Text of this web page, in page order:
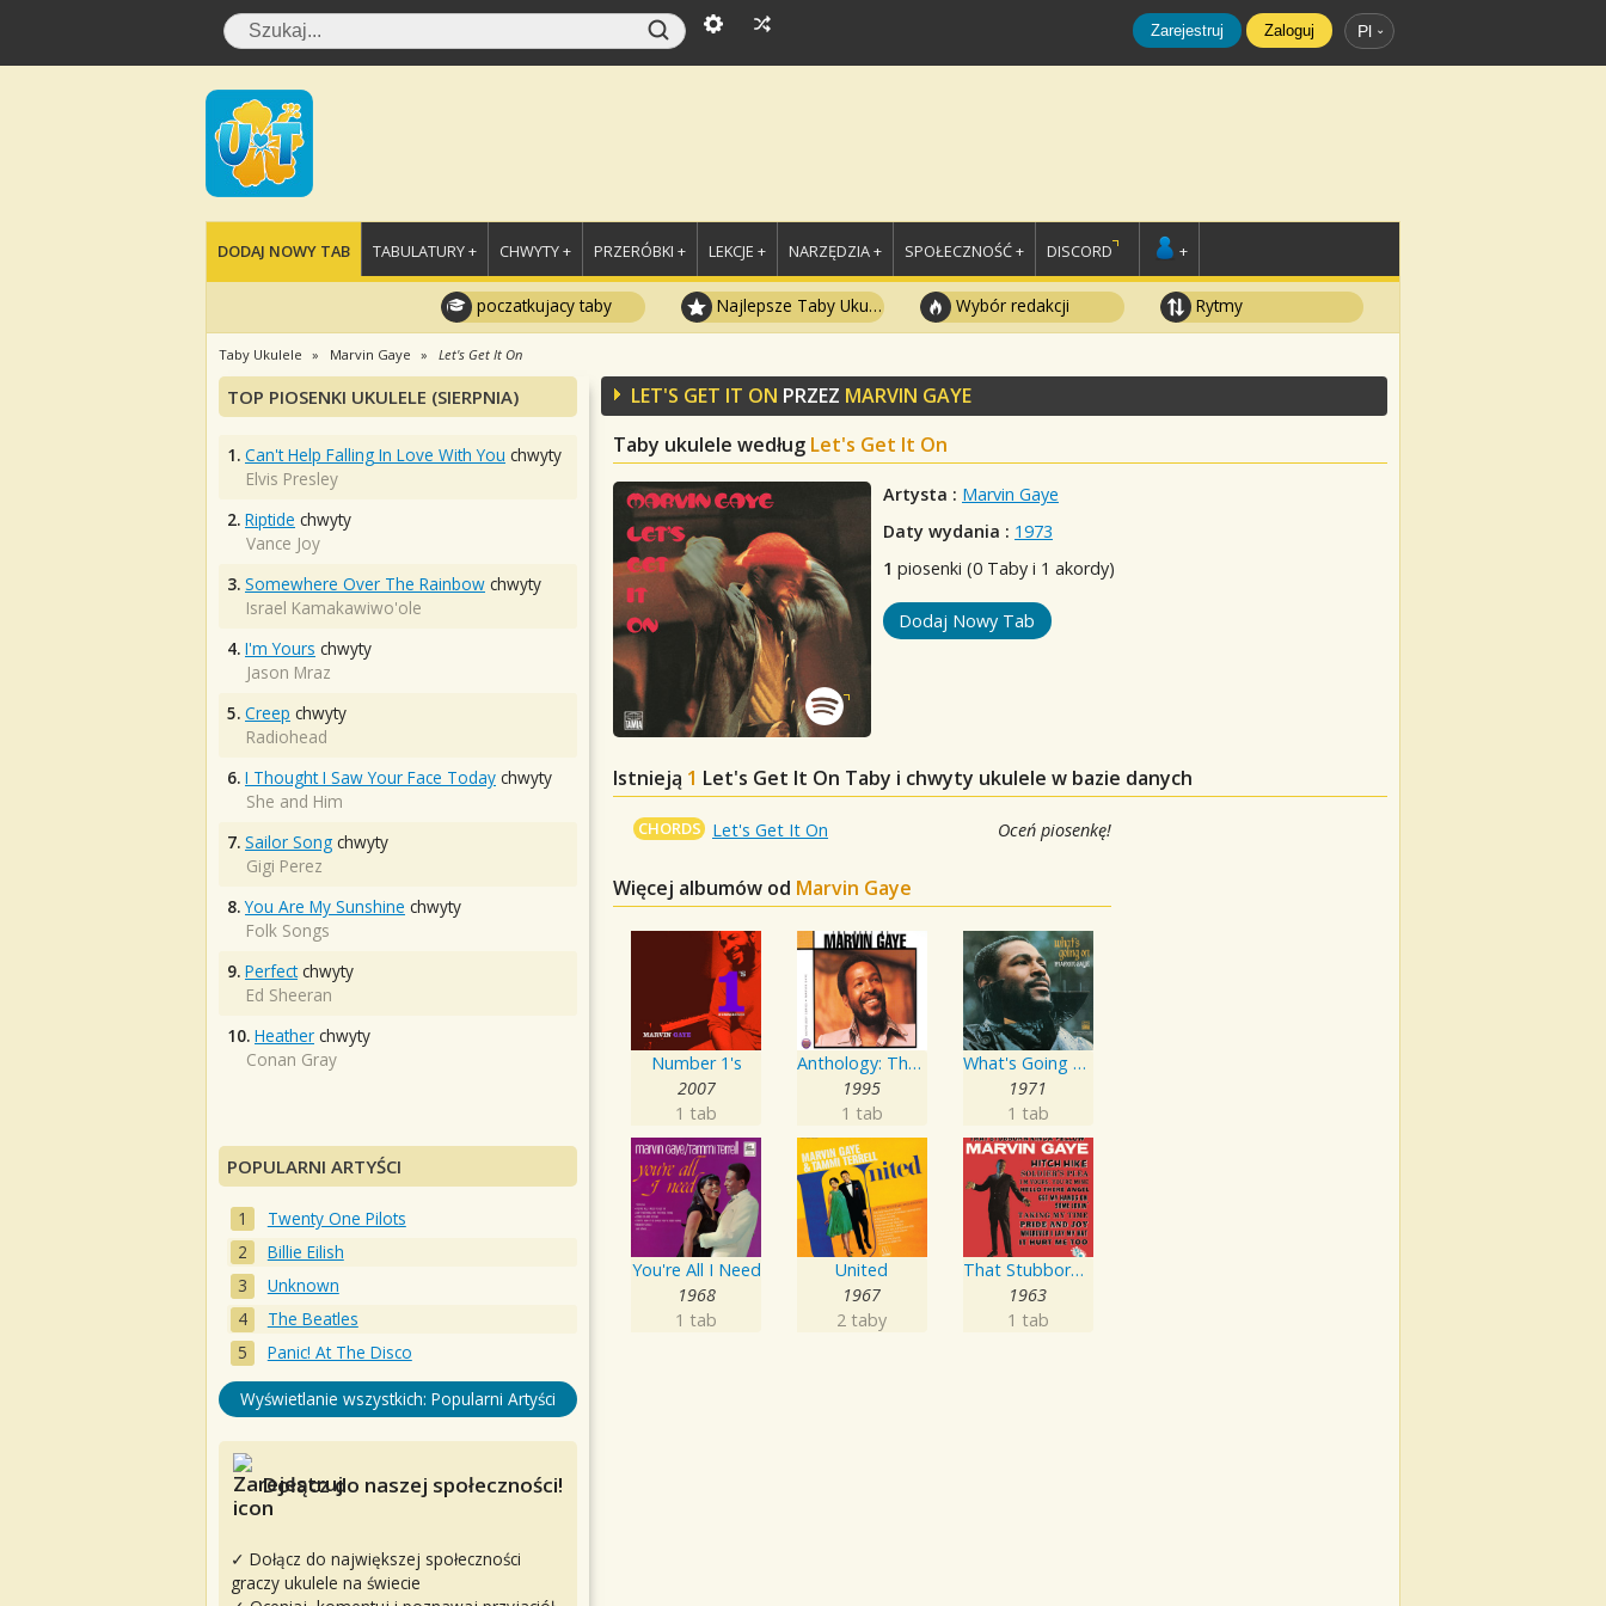
Zarejestruj Zaloguj Pl
DODAJ NOWY TAB TABULATURY + CHWYTY + PRZERÓBKI + LEKCJE + NARZĘDZIA + SPOŁECZNOŚĆ + DISCORD +
poczatkujacy taby Najlepsze Taby Ukulele Wybór redakcji Rytmy
Taby Ukulele Marvin Gaye Let's Get It On
LET'S GET IT ON PRZEZ MARVIN GAYE
Taby ukulele według Let's Get It On
Artysta : Marvin Gaye
Daty wydania : 1973
1 piosenki (0 Taby i 1 akordy)
Dodaj Nowy Tab
Istnieją 1 Let's Get It On Taby i chwyty ukulele w bazie danych
CHORDS Let's Get It On Oceń piosenkę!
Więcej albumów od Marvin Gaye
Number 1's
2007
1 tab
Anthology: The Best Of Marvin Gaye
1995
1 tab
What's Going On - 40th Anniversary
1971
1 tab
You're All I Need
1968
1 tab
United
1967
2 taby
That Stubborn Kinda' Fellow
1963
1 tab
TOP PIOSENKI UKULELE (SIERPNIA)
1. Can't Help Falling In Love With You chwyty
Elvis Presley
2. Riptide chwyty
Vance Joy
3. Somewhere Over The Rainbow chwyty
Israel Kamakawiwo'ole
4. I'm Yours chwyty
Jason Mraz
5. Creep chwyty
Radiohead
6. I Thought I Saw Your Face Today chwyty
She and Him
7. Sailor Song chwyty
Gigi Perez
8. You Are My Sunshine chwyty
Folk Songs
9. Perfectchwyty
Ed Sheeran
10. Heather chwyty
Conan Gray
POPULARNI ARTYŚCI
Twenty One Pilots
Billie Eilish
Unknown
The Beatles
Panic! At The Disco
Wyświetlanie wszystkich: Popularni Artyści
Dołącz do naszej społeczności!
✓ Dołącz do największej społeczności
graczy ukulele na świecie